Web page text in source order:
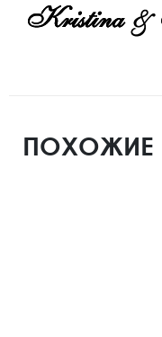
ПОХОЖИЕ